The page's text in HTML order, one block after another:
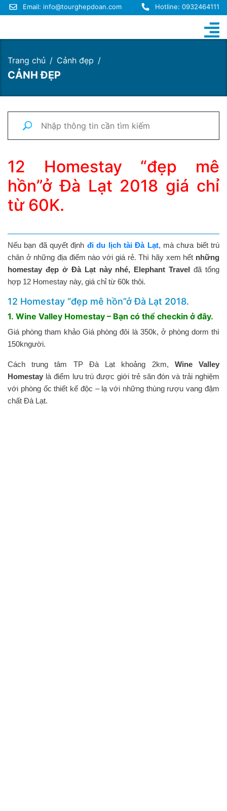
Email: info@tourghepdoan.com Hotline: 0932464111
Trang chủ Cảnh đẹp
CẢNH ĐẸP
12 Homestay “đẹp mê
hồn”ở Đà Lạt 2018 giá chỉ
từ 60K.
Nếu bạn đã quyết định đi du lịch tài Đà Lạt, mà chưa biết trú
chân ở những địa điểm nào với giá rẻ. Thì hãy xem hết những
homestay đẹp ở Đà Lạt này nhé, Elephant Travelđã tổng
hợp 12 Homestay này, giá chỉ từ 60k thôi.
12 Homestay “đẹp mê hồn”ở Đà Lạt 2018.
1. Wine Valley Homestay – Bạn có thể checkin ở đây.
Giá phòng tham khảo Giá phòng đôi là 350k, ở phòng dorm thì
150kngười.
Cách trung tâm TP Đà Lạt khoảng 2km, Wine Valley
Homestay là điểm lưu trú được giới trẻ săn đón và trải nghiệm
với phòng ốc thiết kế độc – lạ với những thùng rượu vang đậm
chất Đà Lạt.